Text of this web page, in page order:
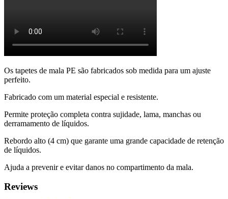
Os tapetes de mala PE são fabricados sob medida para um ajuste
perfeito.
Fabricado com um material especial e resistente.
Permite proteção completa contra sujidade, lama, manchas ou
derramamento de líquidos.
Rebordo alto (4 cm) que garante uma grande capacidade de retenção
de líquidos.
Ajuda a prevenir e evitar danos no compartimento da mala.
Reviews